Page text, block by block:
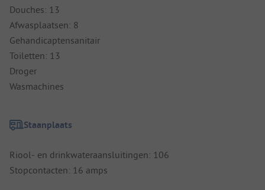
Douches: 13
Afwasplaatsen: 8
Gehandicaptensanitair
Toiletten: 13
Droger
Wasmachines
Staanplaats
Riool- en drinkwateraansluitingen: 106
Stopcontacten: 16 amps